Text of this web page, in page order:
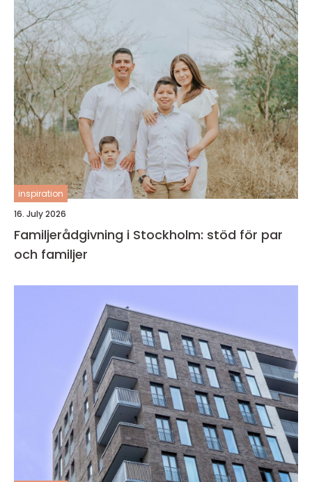
inspiration
16. July 2026
Familjerådgivning i Stockholm: stöd för par
och familjer